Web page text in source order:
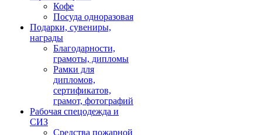
Кофе
Посуда одноразовая
Подарки, сувениры,
награды
Благодарности,
грамоты, дипломы
Рамки для
дипломов,
сертификатов,
грамот, фотографий
Рабочая спецодежда и
СИЗ
Средства пожарной